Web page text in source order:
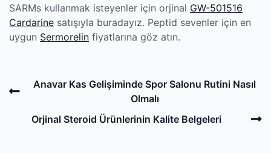
SARMs kullanmak isteyenler için orjinal GW-501516
Cardarine satışıyla buradayız. Peptid sevenler için en
uygun Sermorelin fiyatlarına göz atın.
Post
PreviousAnavar Kas Gelişiminde Spor Salonu Rutini Nasıl
Olmalı
Orjinal Steroid Ürünlerinin Kalite Belgeleri